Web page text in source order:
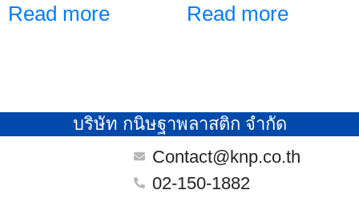
Read more Read more
บริษัท กนิษฐาพลาสติก จำกัด
Contact@knp.co.th
02-150-1882